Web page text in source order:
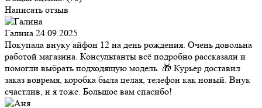
Написать отзыв
Галина 24.09.2025
Покупала внуку айфон 12 на день рождения. Очень довольна
работой магазина. Консультанты всё подробно рассказали и
помогли выбрать подходящую модель. 🎁 Курьер доставил
заказ вовремя, коробка была целая, телефон как новый. Внук
счастлив, и я тоже. Большое вам спасибо!